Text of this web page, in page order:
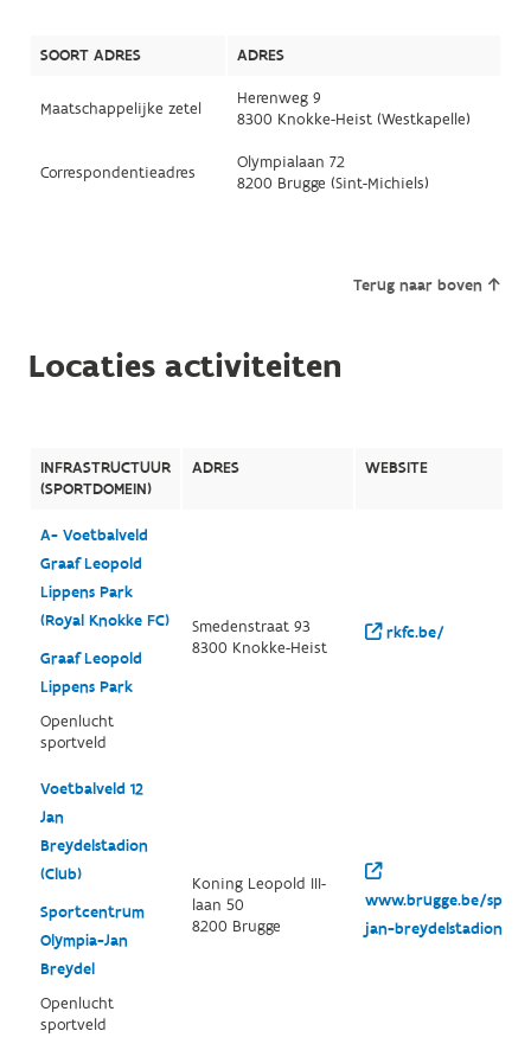
SOORT ADRES ADRES
Maatschappelijke zetel
Herenweg 9
8300 Knokke-Heist (Westkapelle)
Correspondentieadres
Olympialaan 72
8200 Brugge (Sint-Michiels)
Terug naar boven
Locaties activiteiten
INFRASTRUCTUUR
(SPORTDOMEIN)
ADRES WEBSITE
A- Voetbalveld
Graaf Leopold
Lippens Park
(Royal Knokke FC)
Graaf Leopold
Lippens Park
Openlucht
sportveld
Smedenstraat 93
8300 Knokke-Heist
rkfc.be/
Voetbalveld 12
Jan
Breydelstadion
(Club)
Sportcentrum
Olympia-Jan
Breydel
Openlucht
sportveld
Koning Leopold III-
laan 50
8200 Brugge
www.brugge.be/
jan-breydelstadion